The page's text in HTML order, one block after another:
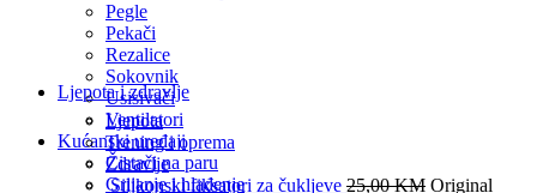
Pegle
Pekači
Rezalice
Sokovnik
Usisivači
Ventilatori
Kućanski uređaji
Čistači na paru
Grijanje i hlađenje
Ljepota i zdravlje
Ljepota
Trening i oprema
Zdravlje
Silikonski fiksatori za čukljeve 25,00KM Original